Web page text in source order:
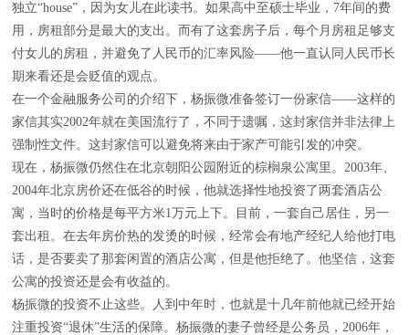
独立“house”，因为女儿在此读书。如果高中至硕士毕业，7年间的费
用，房租部分是最大的支出。而有了这套房子后，每个月房租足够支
付女儿的房租，并避免了人民币的汇率风险——他一直认同人民币长
期来看还是会贬值的观点。
在一个金融服务公司的介绍下，杨振微准备签订一份家信——这样的
家信其实2002年就在美国流行了，不同于遗嘱，这封家信并非法律上
强制性文件。这封家信可以避免将来由于家产可能引发的冲突。
现在，杨振微仍然住在北京朝阳公园附近的棕榈泉公寓里。2003年、
2004年北京房价还在低谷的时候，他就选择性地投资了两套酒店公
寓，当时的价格是每平方米1万元上下。目前，一套自己居住，另一
套出租。在去年房价热的发烫的时候，经常会有地产经纪人给他打电
话，是否要卖了那套闲置的酒店公寓，但是他拒绝了。他坚信，这套
公寓的投资还是会有收益的。
杨振微的投资不止这些。人到中年时，也就是十几年前他就已经开始
注重投资“退休”生活的保障。杨振微的妻子曾经是公务员，2006年，